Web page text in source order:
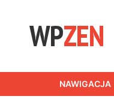
NAWIGACJA